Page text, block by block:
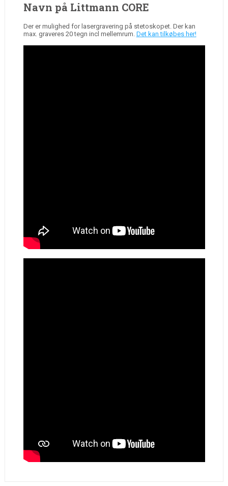
Navn på Littmann CORE
Der er mulighed for lasergravering på stetoskopet. Der kan
max. graveres 20 tegn incl mellemrum. Det kan tilkøbes her!